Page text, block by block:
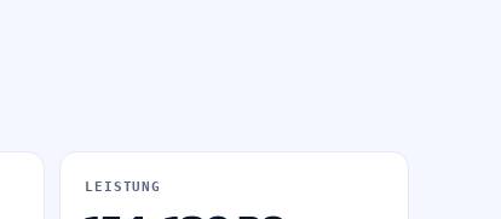
LEISTUNG